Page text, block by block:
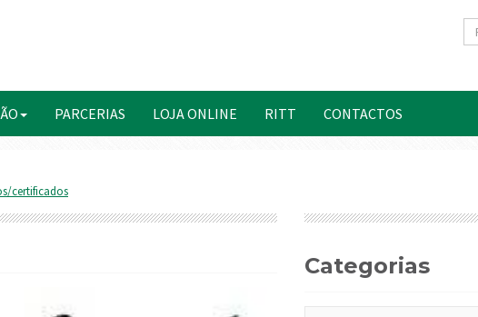
PARCERIAS LOJA ONLINE RITT CONTACTOS
certificados
Categorias